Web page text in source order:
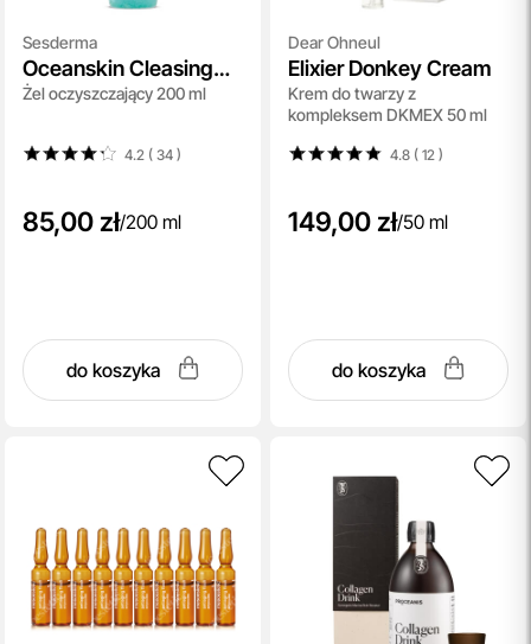
Sesderma
Oceanskin Cleasing
Gel
Żel oczyszczający 200 ml
4.2 ( 34)
85,00 zł/200 ml
do koszyka
Dear Ohneul
Elixier Donkey Cream
Krem do twarzy z
kompleksem DKMEX 50 ml
4.8 ( 12 )
149,00 zł/50 ml
do koszyka